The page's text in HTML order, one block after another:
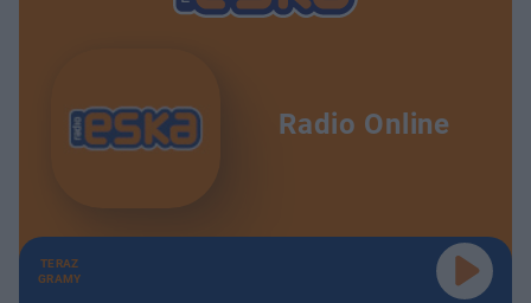
Radio Online
TERAZ
GRAMY